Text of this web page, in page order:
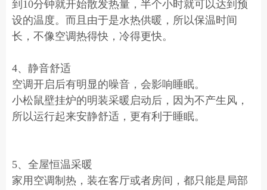
到10分钟就开始散发热量，半个小时就可以达到预
设的温度。而且由于是水热供暖，所以保温时间
长，不像空调热得快，冷得更快。
4、静音舒适
空调开启后有明显的噪音，会影响睡眠。
小松鼠壁挂炉的明装采暖启动后，因为不产生风，
所以运行起来安静舒适，更有利于睡眠。
5、全屋恒温采暖
家用空调制热，装在客厅或者房间，都只能是局部